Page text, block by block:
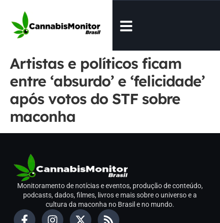
Artistas e políticos ficam
entre ‘absurdo’ e ‘felicidade’
após votos do STF sobre
maconha
Monitoramento de notícias e eventos, produção de conteúdo,
podcasts, dados, filmes, livros e mais sobre o universo e a
cultura da maconha no Brasil e no mundo.